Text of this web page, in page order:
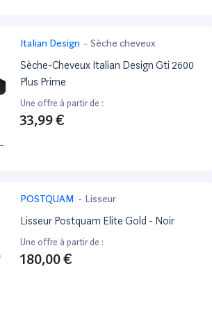
Italian Design - Sèche cheveux
Sèche-Cheveux Italian Design Gti 2600
Plus Prime
Une offre à partir de :
33,99 €
POSTQUAM - Lisseur
Lisseur Postquam Elite Gold - Noir
Une offre à partir de :
180,00 €